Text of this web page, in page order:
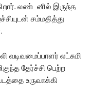
லண்டனில் இருந்த
சம்மதித்து
லட்சுமி
தேர்ச்சி பெற்ற
உருவாக்கி